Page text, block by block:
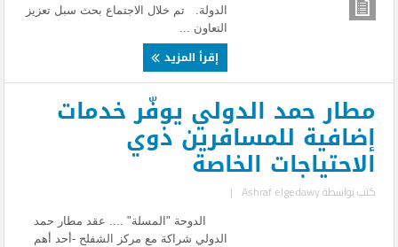
الدولة. تم خلال الاجتماع بحث سبل تعزيز
التعاون ...
إقرأ المزيد
مطار حمد الدولي يوفّر خدمات
إضافية للمسافرين ذوي
الاحتياجات الخاصة
كتب بواسطةAshraf elgedawy
|
الدوحة "المسلة" .... عقد مطار حمد
الدولي شراكة مع مركز الشفلح -أحد أهم